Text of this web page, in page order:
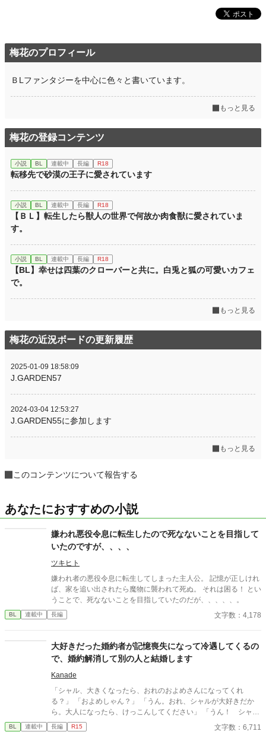
梅花のプロフィール
ＢLファンタジーを中心に色々と書いています。
もっと見る
梅花の登録コンテンツ
小説 BL 連載中 長編 R18
転移先で砂漠の王子に愛されています
小説 BL 連載中 長編 R18
【ＢＬ】転生したら獣人の世界で何故か肉食獣に愛されていま
す。
小説 BL 連載中 長編 R18
【BL】幸せは四葉のクローバーと共に。白兎と狐の可愛いカフェ
で。
もっと見る
梅花の近況ボードの更新履歴
2025-01-09 18:58:09
J.GARDEN57
2024-03-04 12:53:27
J.GARDEN55に参加します
もっと見る
このコンテンツについて報告する
あなたにおすすめの小説
嫌われ悪役令息に転生したので死なないことを目指して
いたのですが、、、、
ツキヒト
嫌われ者の悪役令息に転生してしまった主人公。 記憶が正しけれ
ば、家を追い出されたら魔物に襲われて死ぬ。 それは困る！ とい
うことで、死なないことを目指していたのだが、、、、、。
BL 連載中 長編 文字数：4,178
大好きだった婚約者が記憶喪失になって冷遇してくるの
で、婚約解消して別の人と結婚します
Kanade
「シャル、大きくなったら、おれのおよめさんになってくれ
る？」 「およめしゃん？」 「うん。おれ、シャルが大好きだか
ら。大人になったら、けっこんしてください」 「うん！ シャル
もリュシーしゃま、だいしゅき！ およめしゃん、なる！」 ✩
✩ ✩ 幼き日に交わした『約束』。その約束が果たされたの
BL 連載中 長編 R15 文字数：6,711